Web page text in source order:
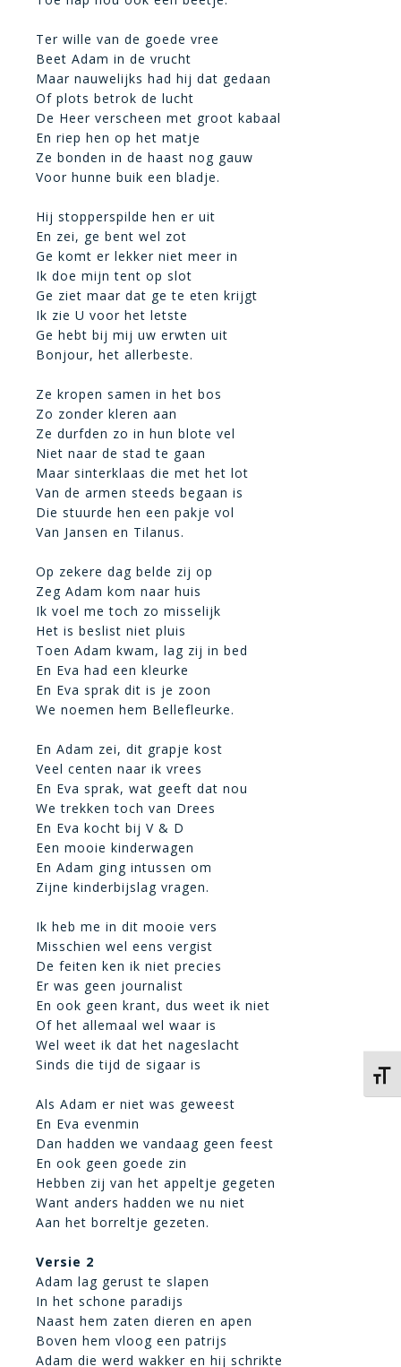
Ter wille van de goede vree
Beet Adam in de vrucht
Maar nauwelijks had hij dat gedaan
Of plots betrok de lucht
De Heer verscheen met groot kabaal
En riep hen op het matje
Ze bonden in de haast nog gauw
Voor hunne buik een bladje.
Hij stopperspilde hen er uit
En zei, ge bent wel zot
Ge komt er lekker niet meer in
Ik doe mijn tent op slot
Ge ziet maar dat ge te eten krijgt
Ik zie U voor het letste
Ge hebt bij mij uw erwten uit
Bonjour, het allerbeste.
Ze kropen samen in het bos
Zo zonder kleren aan
Ze durfden zo in hun blote vel
Niet naar de stad te gaan
Maar sinterklaas die met het lot
Van de armen steeds begaan is
Die stuurde hen een pakje vol
Van Jansen en Tilanus.
Op zekere dag belde zij op
Zeg Adam kom naar huis
Ik voel me toch zo misselijk
Het is beslist niet pluis
Toen Adam kwam, lag zij in bed
En Eva had een kleurke
En Eva sprak dit is je zoon
We noemen hem Bellefleurke.
En Adam zei, dit grapje kost
Veel centen naar ik vrees
En Eva sprak, wat geeft dat nou
We trekken toch van Drees
En Eva kocht bij V & D
Een mooie kinderwagen
En Adam ging intussen om
Zijne kinderbijslag vragen.
Ik heb me in dit mooie vers
Misschien wel eens vergist
De feiten ken ik niet precies
Er was geen journalist
En ook geen krant, dus weet ik niet
Of het allemaal wel waar is
Wel weet ik dat het nageslacht
Sinds die tijd de sigaar is
Als Adam er niet was geweest
En Eva evenmin
Dan hadden we vandaag geen feest
En ook geen goede zin
Hebben zij van het appeltje gegeten
Want anders hadden we nu niet
Aan het borreltje gezeten.
Versie 2
Adam lag gerust te slapen
In het schone paradijs
Naast hem zaten dieren en apen
Boven hem vloog een patrijs
Adam die werd wakker en hij schrikte